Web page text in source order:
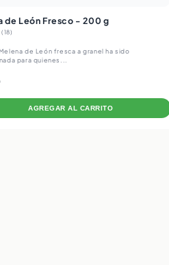
de León Fresco - 200 g
(18)
de León fresca a granel ha sido
para quienes...
AGREGAR AL CARRITO